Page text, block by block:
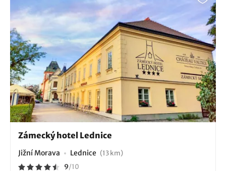
Zámecký hotel Lednice
Jižní Morava Lednice (13 km)
9/10